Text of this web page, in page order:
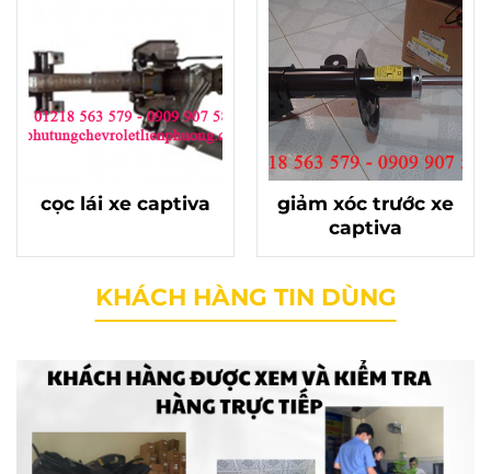
cọc lái xe captiva
giảm xóc trước xe
captiva
KHÁCH HÀNG TIN DÙNG